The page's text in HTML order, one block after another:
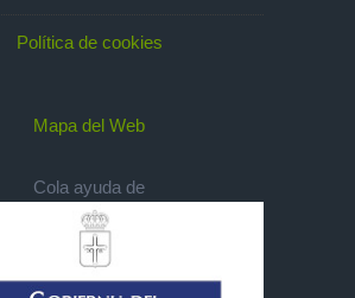
Política de cookies
Mapa del Web
Cola ayuda de